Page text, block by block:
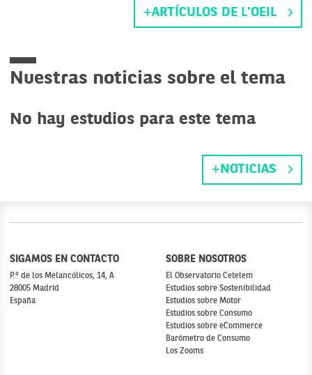
ARTÍCULOS DE L'OEIL
Nuestras noticias sobre el tema
No hay estudios para este tema
NOTICIAS
SIGAMOS EN CONTACTO
P.º de los Melancólicos, 14, A
28005 Madrid
España
SOBRE NOSOTROS
El Observatorio Cetelem
Estudios sobre Sostenibilidad
Estudios sobre Motor
Estudios sobre Consumo
Estudios sobre eCommerce
Barómetro de Consumo
Los Zooms